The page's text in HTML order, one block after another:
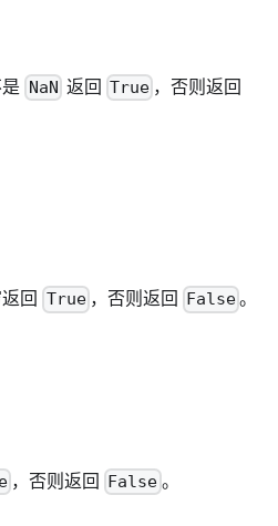
是 NaN 返回 True ，否则返回
返回 True，否则返回 False。
，否则返回 False。